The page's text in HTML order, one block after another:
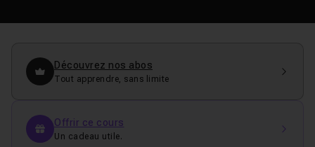
Découvrez nos abos
Tout apprendre, sans limite
Offrir ce cours
Un cadeau utile.